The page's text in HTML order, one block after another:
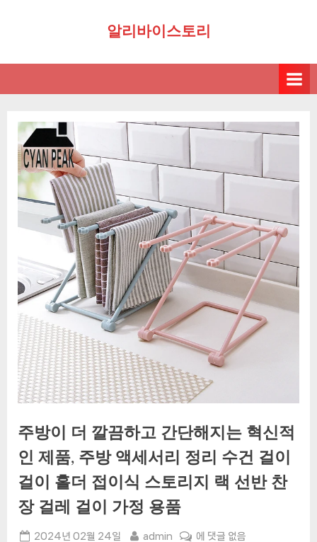
알리바이스토리
주방이 더 깔끔하고 간단해지는 혁신적
인 제품, 주방 액세서리 정리 수건 걸이
걸이 홀더 접이식 스토리지 랙 선반 찬
장 걸레 걸이 가정 용품
Posted
2024년 02월 24일 By
admin
주
에 댓글 없음